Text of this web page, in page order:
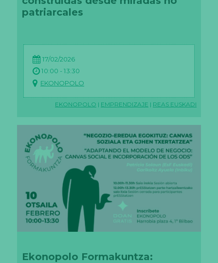
patriarcales
17/02/2026
10:00 - 13:30
EKONOPOLO
EKONOPOLO | EMPRENDIZAJE | REAS EUSKADI
Ekonopolo Formakuntza:
u
E
dí
st
ic
a
s
P
a
q
u
e
p
o
m